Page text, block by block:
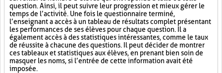
question. Ainsi, il peut suivre leur progression et mieux gérer le
temps de l’activité. Une fois le questionnaire terminé,
l’enseignant a accès à un tableau de résultats complet présentant
les performances de ses élèves pour chaque question. Il a
également accès à des statistiques intéressantes, comme le taux
de réussite à chacune des questions. Il peut décider de montrer
ces tableaux et statistiques aux élèves, en prenant bien soin de
masquer les noms, si l’entrée de cette information avait été
imposée.